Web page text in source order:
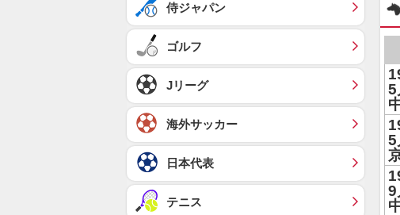
5
5
9
侍ジャパン
ゴルフ
Jリーグ
海外サッカー
日本代表
テニス